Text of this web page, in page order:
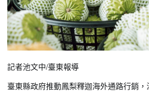
記者池文中/臺東報導
臺東縣政府推動鳳梨釋迦海外通路行銷